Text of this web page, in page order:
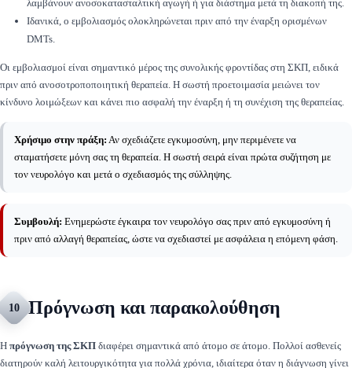
λαμβάνουν ανοσοκατασταλτική αγωγή ή για διάστημα μετά τη διακοπή της.
Ιδανικά, ο εμβολιασμός ολοκληρώνεται πριν από την έναρξη ορισμένων
DMTs.
Οι εμβολιασμοί είναι σημαντικό μέρος της συνολικής φροντίδας στη ΣΚΠ, ειδικά
πριν από ανοσοτροποποιητική θεραπεία. Η σωστή προετοιμασία μειώνει τον
κίνδυνο λοιμώξεων και κάνει πιο ασφαλή την έναρξη ή τη συνέχιση της θεραπείας.
Χρήσιμο στην πράξη: Αν σχεδιάζετε εγκυμοσύνη, μην περιμένετε να
σταματήσετε μόνη σας τη θεραπεία. Η σωστή σειρά είναι πρώτα συζήτηση με
τον νευρολόγο και μετά ο σχεδιασμός της σύλληψης.
Συμβουλή: Ενημερώστε έγκαιρα τον νευρολόγο σας πριν από εγκυμοσύνη ή
πριν από αλλαγή θεραπείας, ώστε να σχεδιαστεί με ασφάλεια η επόμενη φάση.
10 Πρόγνωση και παρακολούθηση
Η πρόγνωση της ΣΚΠ διαφέρει σημαντικά από άτομο σε άτομο. Πολλοί ασθενείς
διατηρούν καλή λειτουργικότητα για πολλά χρόνια, ιδιαίτερα όταν η διάγνωση γίνει